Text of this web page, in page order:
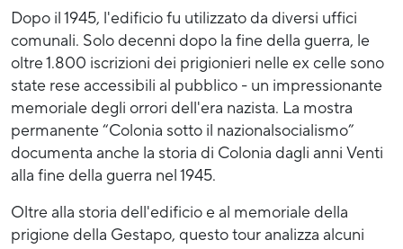
Dopo il 1945, l'edificio fu utilizzato da diversi uffici
comunali. Solo decenni dopo la fine della guerra, le
oltre 1.800 iscrizioni dei prigionieri nelle ex celle sono
state rese accessibili al pubblico - un impressionante
memoriale degli orrori dell'era nazista. La mostra
permanente “Colonia sotto il nazionalsocialismo”
documenta anche la storia di Colonia dagli anni Venti
alla fine della guerra nel 1945.
Oltre alla storia dell'edificio e al memoriale della
prigione della Gestapo, questo tour analizza alcuni